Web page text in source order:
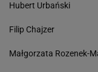
Hubert Urbański
Filip Chajzer
Małgorzata Rozenek-